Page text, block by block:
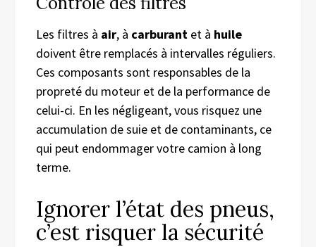
Les filtres à air, à carburant et à huile
doivent être remplacés à intervalles réguliers.
Ces composants sont responsables de la
propreté du moteur et de la performance de
celui-ci. En les négligeant, vous risquez une
accumulation de suie et de contaminants, ce
qui peut endommager votre camion à long
terme.
Ignorer l’état des pneus,
c’est risquer la sécurité